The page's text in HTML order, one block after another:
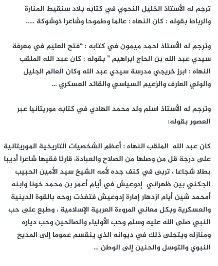
ترجم له الأستاذ الخليل النحوي في كتابه بلاد سنقيط المنارة
والرباط بقوله : كان النهاه : عالما وطموحا وشاعرا ذوشوكة …..
وترجم له الأستاذ احمد ميمون في كتابه : “فتح العليم في معرفة
سيدي عبد الله بن الحاج ابراهيم ” بقوله : كان عبد الله الملقب
النهاه : ابرز خريجي مدرسة سيدي عبد الله وكان العالم الجليل
والولي العارف والزعيم السياسي والقائد العسكري …
وترجم له الأستاذ اسلم ولد محمد الهادي في كتابه موريتانيا عبر
العصور بقوله:
كان عبد الله الملقب النهاه : أعظم الشخصيات التاريخية الموريتانية
على درجة قل من وصلها من الصلاح والعبادة، قارئا فقيها شاعرا أديبا
بطلا شجاعا ، تربى في كنف جده لأمه الشيخ سيد الأمين الحبيب
الجكني بين ظهراني إدوعيش في أيام أعمر بن محمد خونا وابنه
أمحمد شين أيام ازدهار إمارة إدوعيش فتغذت روحه بالقوة الدينية
والعسكرية وبكل معاني المروءة العربية الإسلامية ، وطبع على حب
النبي صلى الله عليه وسلم وحب الأولياء والصالحين وحب دياره
ومنازله ويتجلى ذلك في ديوانه الذي ينقسم عموما إلى المديح
النبوي والتوسل والحنين إلى الوطن …